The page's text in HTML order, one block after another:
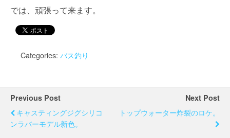
では、頑張って来ます。
Categories: バス釣り
Previous Post
キャスティングジグシリコ
ンラバーモデル新色。
Next Post
トップウォーター炸裂のロケ。